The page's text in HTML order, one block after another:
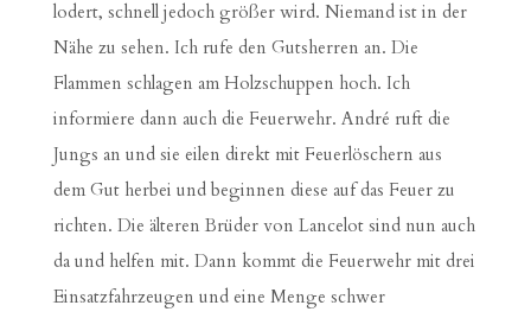
lodert, schnell jedoch größer wird. Niemand ist in der
Nähe zu sehen. Ich rufe den Gutsherren an. Die
Flammen schlagen am Holzschuppen hoch. Ich
informiere dann auch die Feuerwehr. André ruft die
Jungs an und sie eilen direkt mit Feuerlöschern aus
dem Gut herbei und beginnen diese auf das Feuer zu
richten. Die älteren Brüder von Lancelot sind nun auch
da und helfen mit. Dann kommt die Feuerwehr mit drei
Einsatzfahrzeugen und eine Menge schwer